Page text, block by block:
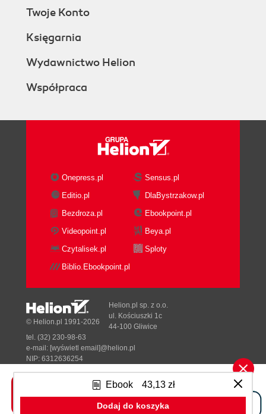
Ebook 43,13 zł
Dodaj do koszyka
Twoje Konto
Księgarnia
Wydawnictwo Helion
Współpraca
Onepress.pl
Sensus.pl
Editio.pl
DlaBystrzakow.pl
Bezdroza.pl
Ebookpoint.pl
Videopoint.pl
Beya.pl
Czytalisek.pl
Sploty
Biblio.Ebookpoint.pl
Tonik.pl
© Helion.pl 1991-2026
Helion.pl sp. z o.o.
ul. Kościuszki 1c
44-100 Gliwice
tel. (32) 230-98-63
e-mail: [wyświetl email]@helion.pl
NIP: 6312636254